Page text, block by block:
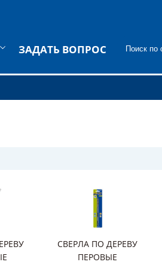
ЗАДАТЬ ВОПРОС
СВЕРЛА ПО ДЕРЕВУ
ПЕРОВЫЕ